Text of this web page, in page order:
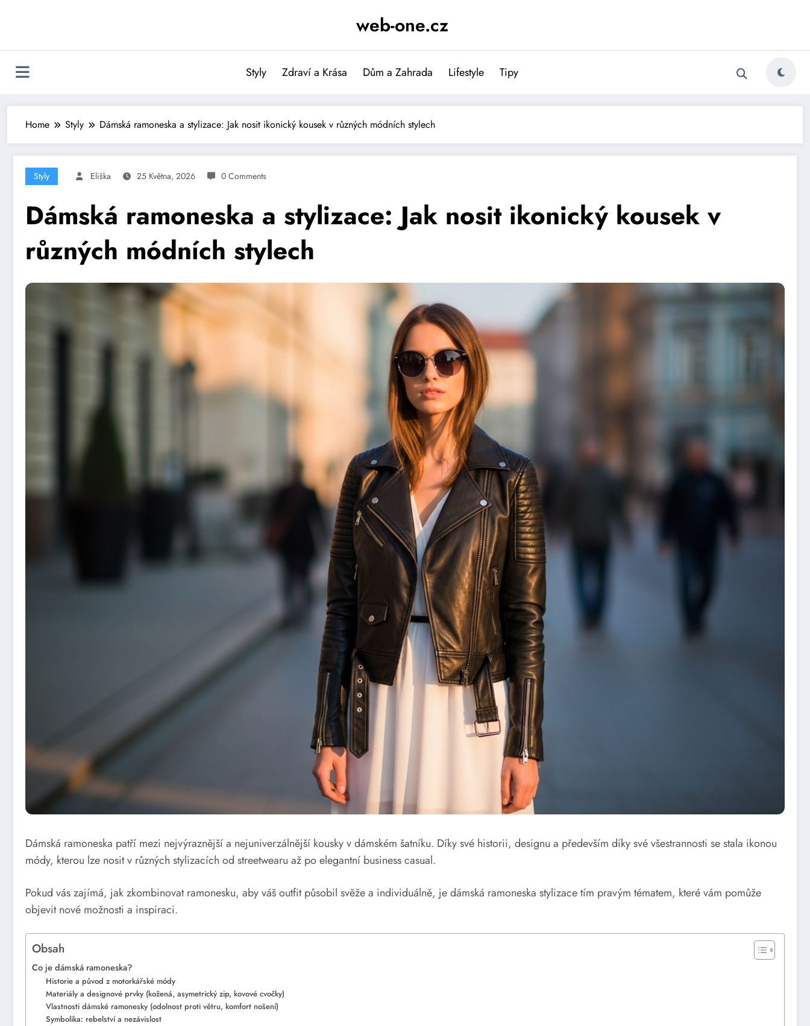
web-one.cz
Styly Zdraví a Krása Dům a Zahrada Lifestyle Tipy
Home Styly Dámská ramoneska a stylizace: Jak nosit ikonický kousek v různých módních stylech
Styly Eliška 25 Května, 2026 0 Comments
Dámská ramoneska a stylizace: Jak nosit ikonický kousek v
různých módních stylech
Dámská ramoneska patří mezi nejvýraznější a nejuniverzálnější kousky v dámském šatníku. Díky své historii, designu a především díky své všestrannosti se stala ikonou
módy, kterou lze nosit v různých stylizacích od streetwearu až po elegantní business casual.
Pokud vás zajímá, jak zkombinovat ramonesku, aby váš outfit působil svěže a individuálně, je dámská ramoneska stylizace tím pravým tématem, které vám pomůže
objevit nové možnosti a inspiraci.
Obsah
Co je dámská ramoneska?
Historie a původ z motorkářské módy
Materiály a designové prvky (kožená, asymetrický zip, kovové cvočky)
Vlastnosti dámské ramonesky (odolnost proti větru, komfort nošení)
Symbolika: rebelství a nezávislost